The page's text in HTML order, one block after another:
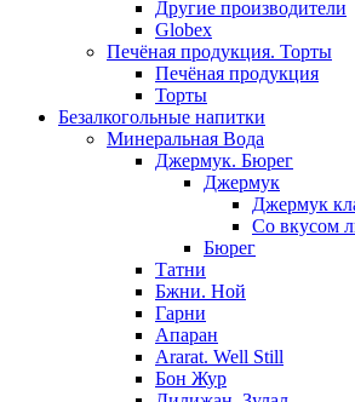
Другие производители
Globex
Печёная продукция. Торты
Печёная продукция
Торты
Безалкогольные напитки
Минеральная Вода
Джермук. Бюрег
Джермук
Джермук
Со вкусом
Бюрег
Татни
Бжни. Ной
Гарни
Апаран
Ararat. Well Still
Бон Жур